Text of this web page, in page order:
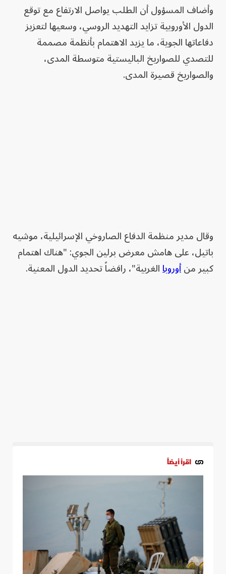
وأضاف المسؤول أن الطلب يواصل الارتفاع مع توقع
الدول الأوروبية تزايد التهديد الروسي، وسعيها لتعزيز
دفاعاتها الجوية، ما يزيد الاهتمام بأنظمة مصممة
للتصدي للصواريخ الباليستية متوسطة المدى،
والصواريخ قصيرة المدى.
وقال مدير منظمة الدفاع الصاروخي الإسرائيلية، موشيه
باتيل، على هامش معرض برلين الجوي: "هناك اهتمام
كبير منأوروباالغربية"، رافضاً تحديد الدول المعنية.
اقرأ أيضاً